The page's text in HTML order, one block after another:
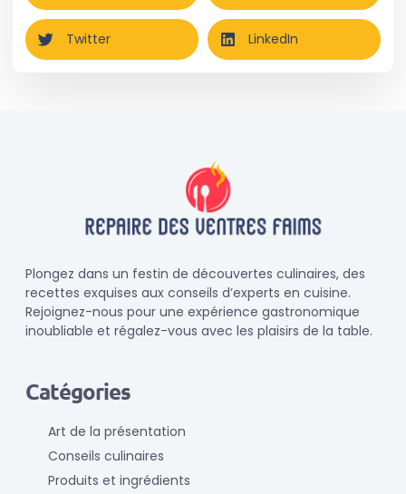
Twitter LinkedIn
Plongez dans un festin de découvertes culinaires, des
recettes exquises aux conseils d’experts en cuisine.
Rejoignez-nous pour une expérience gastronomique
inoubliable et régalez-vous avec les plaisirs de la table.
Catégories
Art de la présentation
Conseils culinaires
Produits et ingrédients